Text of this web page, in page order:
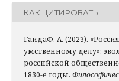
КАК ЦИТИРОВАТЬ
ГайдаФ. А. (2023).
умственному делу»:
российской
1830-е годы.